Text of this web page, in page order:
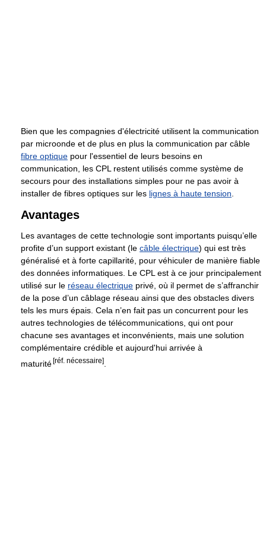
Bien que les compagnies d'électricité utilisent la communication
par microonde et de plus en plus la communication par câble
fibre optique pour l'essentiel de leurs besoins en
communication, les CPL restent utilisés comme système de
secours pour des installations simples pour ne pas avoir à
installer de fibres optiques sur les lignes à haute tension
Avantages
Les avantages de cette technologie sont importants puisqu’elle
profite d’un support existant (le câble électrique) qui est très
généralisé et à forte capillarité, pour véhiculer de manière fiable
des données informatiques. Le CPL est à ce jour principalement
utilisé sur le réseau électrique privé, où il permet de s’affranchir
de la pose d’un câblage réseau ainsi que des obstacles divers
tels les murs épais. Cela n’en fait pas un concurrent pour les
autres technologies de télécommunications, qui ont pour
chacune ses avantages et inconvénients, mais une solution
complémentaire crédible et aujourd'hui arrivée à
maturité[réf. nécessaire]